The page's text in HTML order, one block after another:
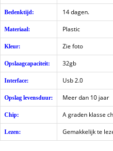
Bedenktijd: 14 dagen.
Materiaal: Plastic
Kleur: Zie foto
Opslaagcapaciteit: 32gb
Interface: Usb 2.0
Opslag levensduur: Meer dan 10 jaar
Chip: A graden klasse
Lezen: Gemakkelijk te